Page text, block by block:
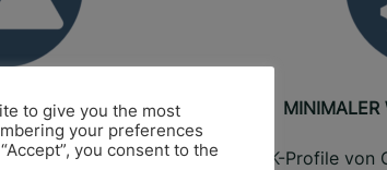
können in
MINIMALER
Die FVK-Profile von
to give you the most
your preferences
you consent to the